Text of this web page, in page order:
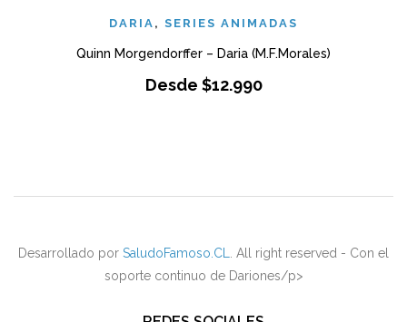
DARIA , SERIES ANIMADAS
Quinn Morgendorffer – Daria (M.F.Morales)
Desde $12.990
Desarrollado por SaludoFamoso.CL
. All right reserved - Con el
soporte continuo de Dariones/p>